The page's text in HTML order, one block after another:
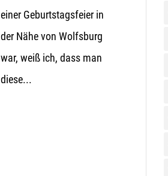
einer Geburtstagsfeier in
der Nähe von Wolfsburg
war, weiß ich, dass man
diese...